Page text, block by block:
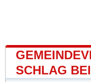
SCHLAG